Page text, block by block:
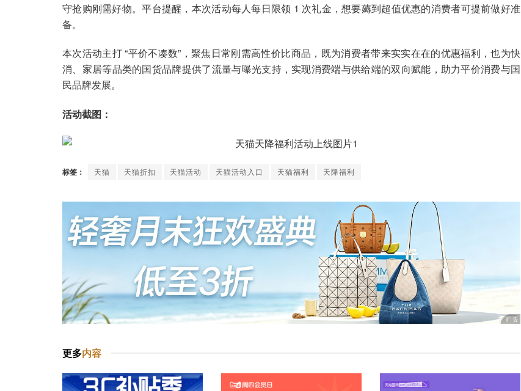
守抢购刚需好物。平台提醒，本次活动每人每日限领 1 次礼金，想要薅到超值优惠的消费者可提前做好准
备。
本次活动主打 “平价不凑数”，聚焦日常刚需高性价比商品，既为消费者带来实实在在的优惠福利，也为快
消、家居等品类的国货品牌提供了流量与曝光支持，实现消费端与供给端的双向赋能，助力平价消费与国
民品牌发展。
活动截图：
标签： 天猫 天猫折扣 天猫活动 天猫活动入口 天猫福利 天降福利
更多内容